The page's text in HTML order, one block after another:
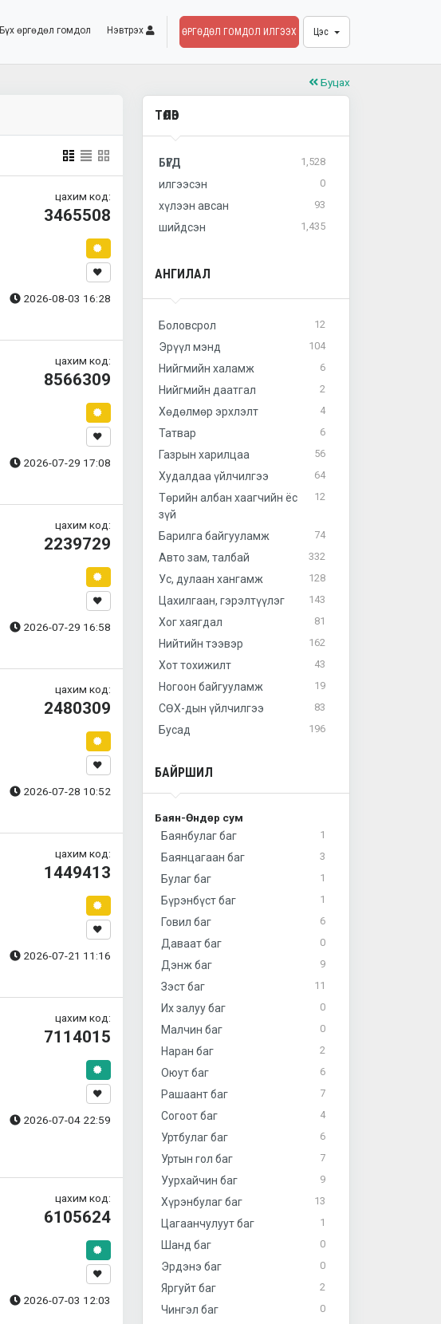
Бүх өргөдөл гомдол Нэвтрэх ӨРГӨДӨЛ ГОМДОЛ ИЛГЭЭХ Цэс
Буцах
цахим код:
3465508
2026-08-03 16:28
цахим код:
8566309
2026-07-29 17:08
цахим код:
2239729
2026-07-29 16:58
цахим код:
2480309
2026-07-28 10:52
цахим код:
1449413
2026-07-21 11:16
цахим код:
7114015
2026-07-04 22:59
цахим код:
6105624
2026-07-03 12:03
ТӨЛӨВ
БҮГД 1,528
илгээсэн 0
хүлээн авсан 93
шийдсэн 1,435
АНГИЛАЛ
Боловсрол 12
Эрүүл мэнд 104
Нийгмийн халамж 6
Нийгмийн даатгал 2
Хөдөлмөр эрхлэлт 4
Татвар 6
Газрын харилцаа 56
Худалдаа үйлчилгээ 64
Төрийн албан хаагчийн ёс
зүй
12
Барилга байгууламж 74
Авто зам, талбай 332
Ус, дулаан хангамж 128
Цахилгаан, гэрэлтүүлэг 143
Хог хаягдал 81
Нийтийн тээвэр 162
Хот тохижилт 43
Ногоон байгууламж 19
СӨХ-дын үйлчилгээ 83
Бусад 196
БАЙРШИЛ
Баян-Өндөр сум
Баянбулаг баг
1
Баянцагаан баг 3
Булаг баг 1
Бүрэнбүст баг 1
Говил баг 6
Даваат баг 0
Дэнж баг 9
Зэст баг 11
Их залуу баг 0
Малчин баг 0
Наран баг 2
Оюут баг 6
Рашаант баг 7
Согоот баг 4
Уртбулаг баг 6
Уртын гол баг 7
Уурхайчин баг 9
Хүрэнбулаг баг 13
Цагаанчулуут баг 1
Шанд баг 0
Эрдэнэ баг 0
Яргуйт баг 2
Чингэл баг 0